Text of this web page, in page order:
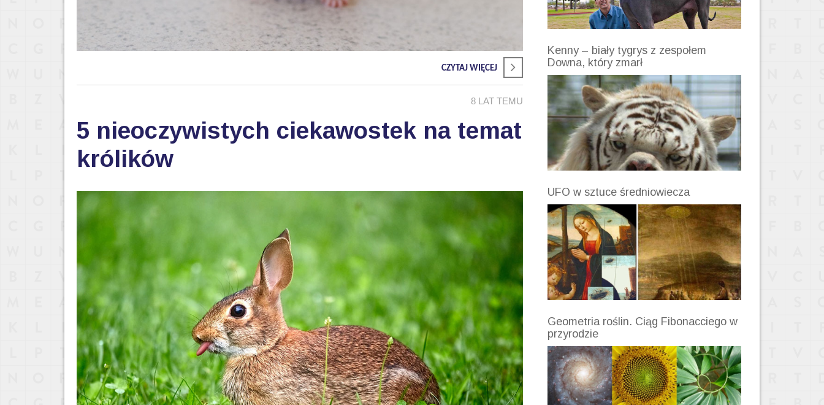
CZYTAJ WIĘCEJ
8 LAT TEMU
5 nieoczywistych ciekawostek na temat
królików
Kenny – biały tygrys z zespołem
Downa, który zmarł
UFO w sztuce średniowiecza
Geometria roślin. Ciąg Fibonacciego w
przyrodzie